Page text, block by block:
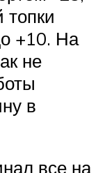
топки
+10. На
не
в
все на